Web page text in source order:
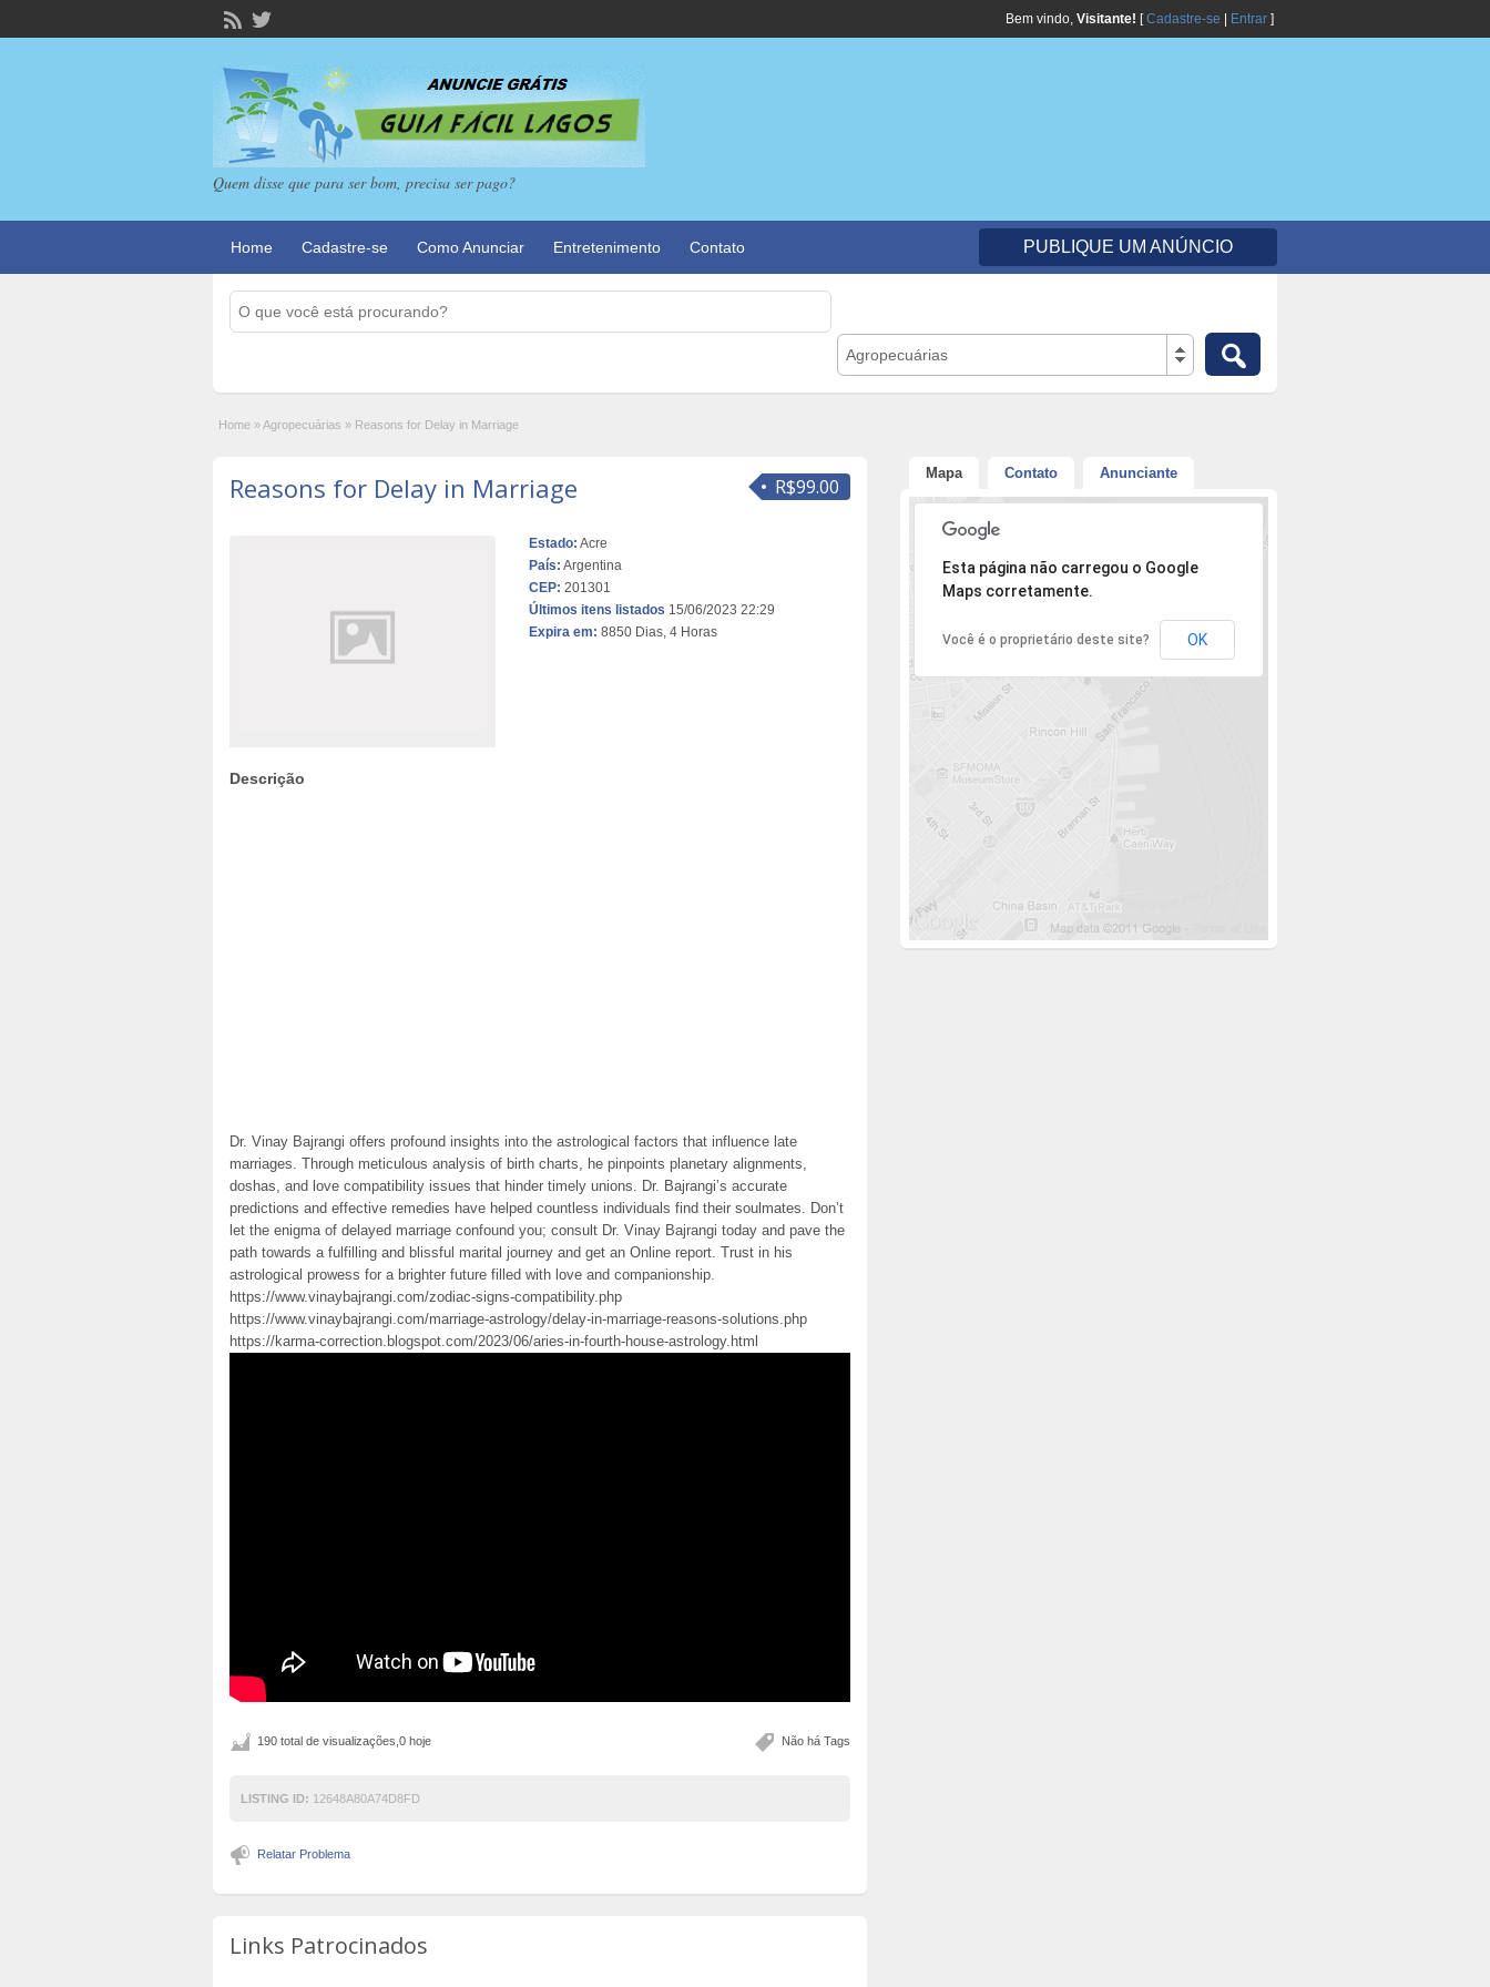
Bem vindo, Visitante! [Cadastre-se Entrar ]
Quem disse que para ser bom, precisa ser pago?
Home Cadastre-se Como Anunciar Entretenimento Contato PUBLIQUE UM ANÚNCIO
Agropecuárias
Home »Agropecuárias » Reasons for Delay in Marriage
R$99.00
Reasons for Delay in Marriage
Estado: Acre
País: Argentina
CEP: 201301
Últimos itens listados 15/06/2023 22:29
Expira em: 8850 Dias, 4 Horas
Descrição
Dr. Vinay Bajrangi offers profound insights into the astrological factors that influence late
marriages. Through meticulous analysis of birth charts, he pinpoints planetary alignments,
doshas, and love compatibility issues that hinder timely unions. Dr. Bajrangi’s accurate
predictions and effective remedies have helped countless individuals find their soulmates. Don’t
let the enigma of delayed marriage confound you; consult Dr. Vinay Bajrangi today and pave the
path towards a fulfilling and blissful marital journey and get an Online report. Trust in his
astrological prowess for a brighter future filled with love and companionship.
https://www.vinaybajrangi.com/zodiac-signs-compatibility.php
https://www.vinaybajrangi.com/marriage-astrology/delay-in-marriage-reasons-solutions.php
https://karma-correction.blogspot.com/2023/06/aries-in-fourth-house-astrology.html
Não há Tags
190 total de visualizações,0 hoje
LISTING ID: 12648A80A74D8FD
Relatar Problema
Links Patrocinados
Mapa Contato Anunciante
Desculpe, mas o endereço não pôde ser encontrado.
Esta página não carregou o Google
Maps corretamente.
Você é o proprietário deste site? OK